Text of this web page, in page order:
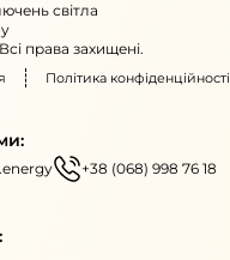
світла
права захищені.
Політика конфіденційності
+38 (068) 998 76 18